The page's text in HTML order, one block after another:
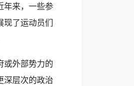
年来，一些参
现了运动员们
或外部势力的
深层次的政治